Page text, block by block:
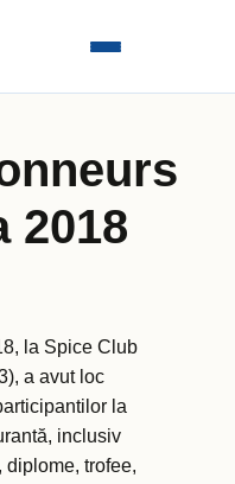
2018
la Spice Club
a avut loc
la
inclusiv
diplome, trofee,